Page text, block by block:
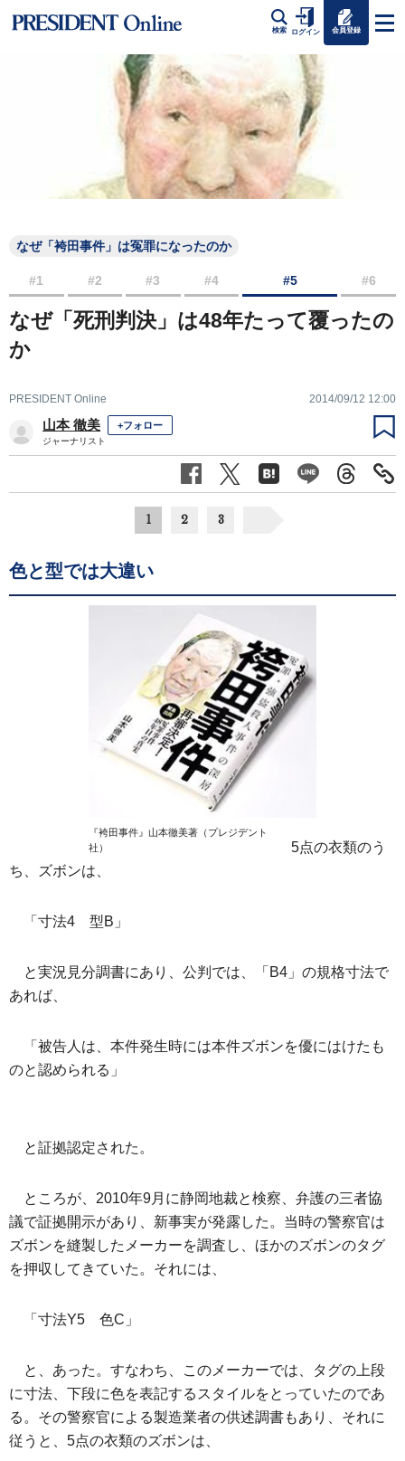
検索 ログイン 会員登録
なぜ「袴田事件」は冤罪になったのか
#1 #2 #3 #4 #5 #6
なぜ「死刑判決」は48年たって覆ったの
か
PRESIDENT Online 2014/09/12 12:00
山本 徹美 +フォロー
ジャーナリスト
1 2 3
色と型では大違い
『袴田事件』山本徹美著（プレジデント
社）
5点の衣類のう
ち、ズボンは、
「寸法4 型B」
と実況見分調書にあり、公判では、「B4」の規格寸法で
あれば、
「被告人は、本件発生時には本件ズボンを優にはけたも
のと認められる」
と証拠認定された。
ところが、2010年9月に静岡地裁と検察、弁護の三者協
議で証拠開示があり、新事実が発露した。当時の警察官は
ズボンを縫製したメーカーを調査し、ほかのズボンのタグ
を押収してきていた。それには、
「寸法Y5 色C」
と、あった。すなわち、このメーカーでは、タグの上段
に寸法、下段に色を表記するスタイルをとっていたのであ
る。その警察官による製造業者の供述調書もあり、それに
従うと、5点の衣類のズボンは、